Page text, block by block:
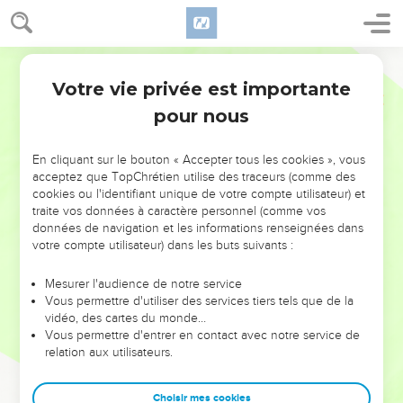
NE MANQUEZ PAS L’ÉVÉNEMENT
DE L’ANNÉE !
ET SI LEURS ERREURS POUVAIENT VOUS ÉVITER LES
VOTRES ?
leur foi ou leur vision. Mais on voit moins les doutes, les erreurs
et les saisons difficiles qu'ils ont traversés, alors même que ce
sont elles qui les ont façonnés.
Dans cette conférence, leaders, entrepreneurs, et responsables
clés pour avancer avec plus de sagesse afin que leurs erreurs
Votre vie privée est importante
pour nous
En cliquant sur le bouton « Accepter tous les cookies », vous
acceptez que TopChrétien utilise des traceurs (comme des
cookies ou l'identifiant unique de votre compte utilisateur) et
traite vos données à caractère personnel (comme vos
données de navigation et les informations renseignées dans
votre compte utilisateur) dans les buts suivants :
Mesurer l'audience de notre service
Vous permettre d'utiliser des services tiers tels que de la
vidéo, des cartes du monde…
Vous permettre d'entrer en contact avec notre service de
relation aux utilisateurs.
Choisir mes cookies